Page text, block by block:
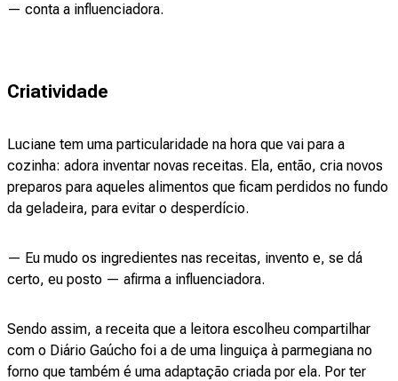
— conta a influenciadora.
Criatividade
Luciane tem uma particularidade na hora que vai para a
cozinha: adora inventar novas receitas. Ela, então, cria novos
preparos para aqueles alimentos que ficam perdidos no fundo
da geladeira, para evitar o desperdício.
— Eu mudo os ingredientes nas receitas, invento e, se dá
certo, eu posto — afirma a influenciadora.
Sendo assim, a receita que a leitora escolheu compartilhar
com o Diário Gaúcho foi a de uma linguiça à parmegiana no
forno que também é uma adaptação criada por ela. Por ter